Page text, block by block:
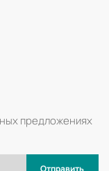
предложениях
Отправить